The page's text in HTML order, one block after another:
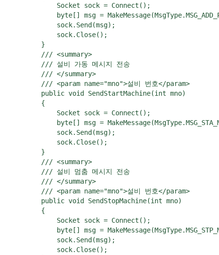
            Socket sock = Connect();
byte[] msg =
            sock.Send(msg);
            sock.Close();
        }
        /// <summary>
        /// 설비 가동 메시지 전송
        /// </summary>
        /// <param name="mno">설비 번호</param>
        public void SendStartMachine(int mno)
        {
            Socket sock = Connect();
byte[] msg =
            sock.Send(msg);
            sock.Close();
        }
        /// <summary>
        /// 설비 멈춤 메시지 전송
        /// </summary>
        /// <param name="mno">설비 번호</param>
        public void SendStopMachine(int mno)
        {
            Socket sock = Connect();
byte[] msg =
            sock.Send(msg);
            sock.Close();